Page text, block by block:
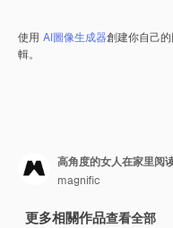
使用 AI圖像生成器創建你自己
輯。
高角度的女人在家里阅
magnific
更多相關作品查看全部